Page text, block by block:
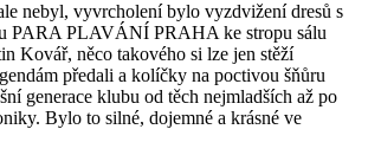
nebyl, vyvrcholení bylo vyzdvižení dresů s
PARA PLAVÁNÍ PRAHA ke stropu sálu
Kovář, něco takového si lze jen stěží
předali a kolíčky na poctivou šňůru
generace klubu od těch nejmladších až po
Bylo to silné, dojemné a krásné ve